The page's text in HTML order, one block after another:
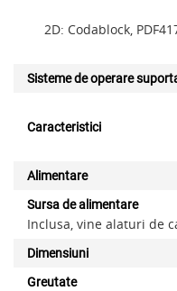
2D: Codablock,
Sisteme de operare
Caracteristici
Alimentare
Sursa de alimentare
Inclusa, vine alaturi de
Dimensiuni
Greutate